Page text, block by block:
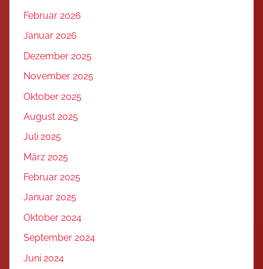
Februar 2026
Januar 2026
Dezember 2025
November 2025
Oktober 2025
August 2025
Juli 2025
März 2025
Februar 2025
Januar 2025
Oktober 2024
September 2024
Juni 2024